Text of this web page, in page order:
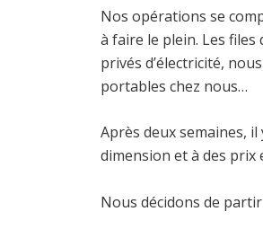
Nos opérations se
à faire le plein. Les
privés d’électricité,
portables chez nous…
Après deux semaines,
dimension et à des
Nous décidons de partir